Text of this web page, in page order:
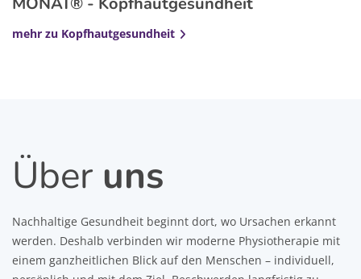
mehr zu Kopfhautgesundheit
Über uns
Nachhaltige Gesundheit beginnt dort, wo Ursachen erkannt
werden. Deshalb verbinden wir moderne Physiotherapie mit
einem ganzheitlichen Blick auf den Menschen – individuell,